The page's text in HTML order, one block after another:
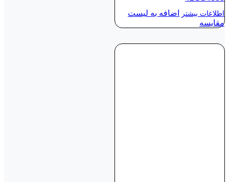
اطلاعات بیشتر
اضافه به لیست
مقایسه